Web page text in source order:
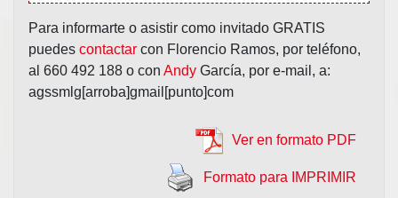
Para informarte o asistir como invitado GRATIS
puedes contactar con Florencio Ramos, por teléfono,
al 660 492 188 o con Andy García, por e-mail, a:
agssmlg[arroba]gmail[punto]com
Ver en formato PDF
Formato para IMPRIMIR